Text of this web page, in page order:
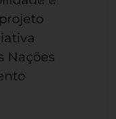
Nações